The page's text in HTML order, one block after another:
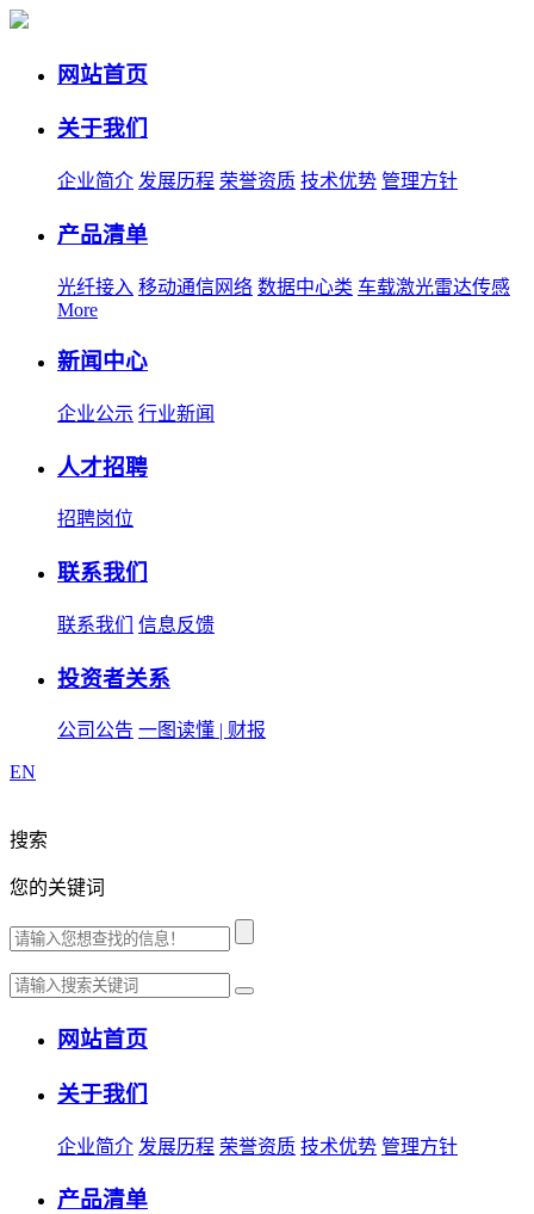
网站首页
关于我们
企业简介 发展历程 荣誉资质 技术优势 管理方针
产品清单
光纤接入 移动通信网络 数据中心类 车载激光雷达传感
More
新闻中心
企业公示 行业新闻
人才招聘
招聘岗位
联系我们
联系我们 信息反馈
投资者关系
公司公告 一图读懂 | 财报
EN
搜索
您的关键词
网站首页
关于我们
企业简介 发展历程 荣誉资质 技术优势 管理方针
产品清单